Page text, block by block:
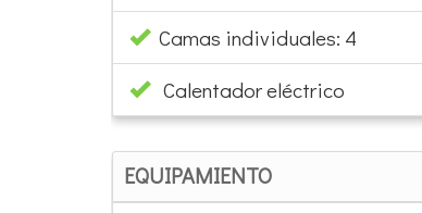
Camas individuales: 4
Calentador eléctrico
EQUIPAMIENTO